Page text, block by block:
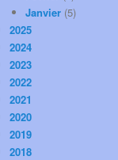
Janvier (5)
2025
2024
2023
2022
2021
2020
2019
2018